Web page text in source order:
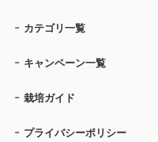
カテゴリ一覧
キャンペーン一覧
栽培ガイド
プライバシーポリシー